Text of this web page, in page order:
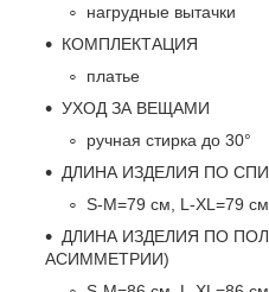
нагрудные вытачки
КОМПЛЕКТАЦИЯ
платье
УХОД ЗА ВЕЩАМИ
ручная стирка до 30°
ДЛИНА ИЗДЕЛИЯ ПО
S-M=79 см, L-XL=79 см
ДЛИНА ИЗДЕЛИЯ ПО
АСИММЕТРИИ)